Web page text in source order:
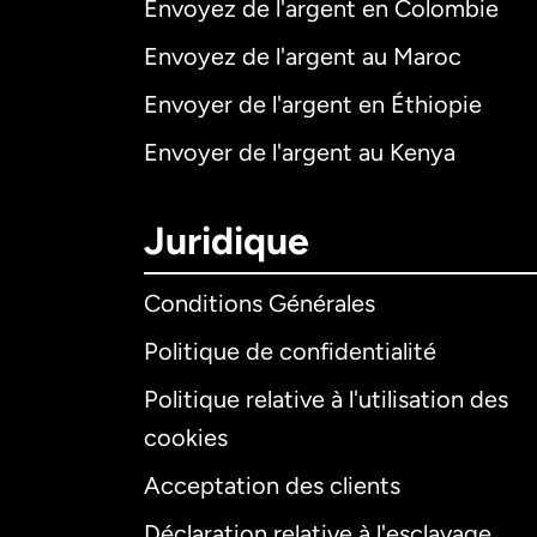
Envoyez de l'argent en Colombie
Envoyez de l'argent au Maroc
Envoyer de l'argent en Éthiopie
Envoyer de l'argent au Kenya
Juridique
Conditions Générales
Politique de confidentialité
Politique relative à l'utilisation des
cookies
Acceptation des clients